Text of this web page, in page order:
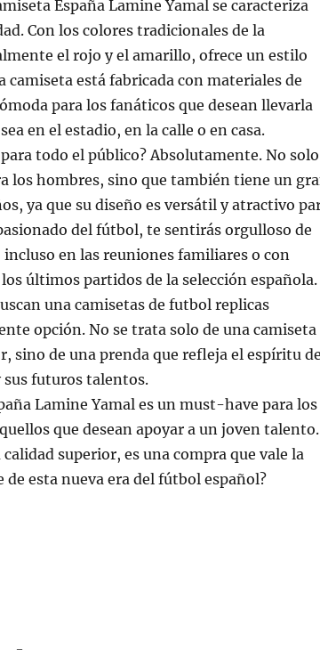
España Lamine Yamal se caracteriza
Con los colores tradicionales de la
el rojo y el amarillo, ofrece un estilo
camiseta está fabricada con materiales de
para los fanáticos que desean llevarla
en el estadio, en la calle o en casa.
todo el público? Absolutamente. No solo
los hombres, sino que también tiene un
ya que su diseño es versátil y atractivo
del fútbol, te sentirás orgulloso de
en las reuniones familiares o con
últimos partidos de la selección española.
una camisetas de futbol replicas
opción. No se trata solo de una camiseta
sino de una prenda que refleja el espíritu
futuros talentos.
Lamine Yamal es un must-have para los
que desean apoyar a un joven talento.
superior, es una compra que vale la
de esta nueva era del fútbol español?